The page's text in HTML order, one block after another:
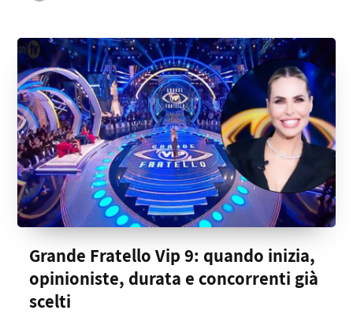
Grande Fratello Vip 9: quando inizia,
opinioniste, durata e concorrenti già
scelti